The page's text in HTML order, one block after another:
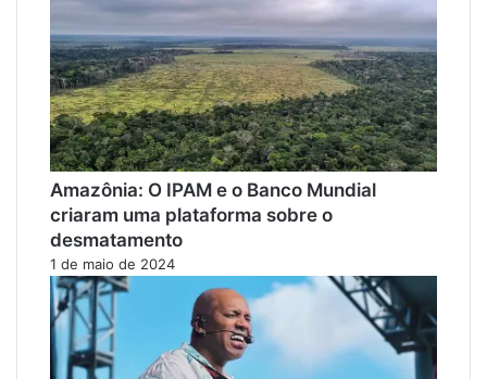
Amazônia: O IPAM e o Banco Mundial
criaram uma plataforma sobre o
desmatamento
1 de maio de 2024